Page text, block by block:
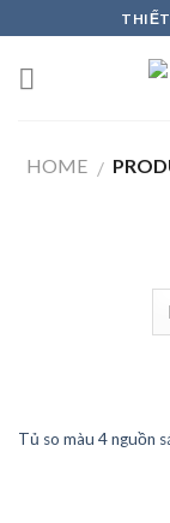
to
content
HOME /
Tủ so màu 4 nguồn